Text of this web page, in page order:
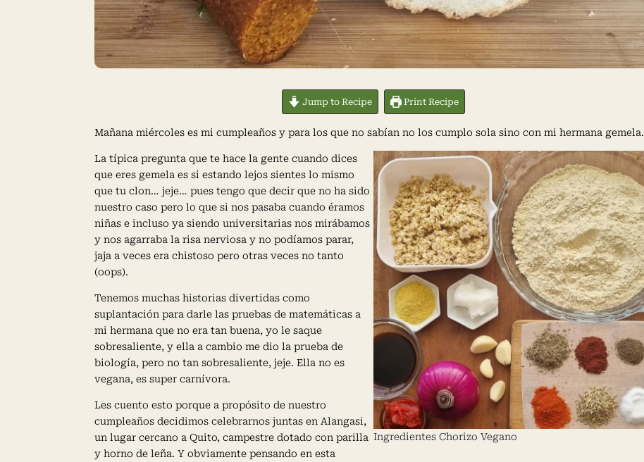
Jump to Recipe Print Recipe
Mañana miércoles es mi cumpleaños y para los que no sabían no los cumplo sola sino con mi hermana gemela.
La típica pregunta que te hace la gente cuando dices
que eres gemela es si estando lejos sientes lo mismo
que tu clon… jeje… pues tengo que decir que no ha sido
nuestro caso pero lo que si nos pasaba cuando éramos
niñas e incluso ya siendo universitarias nos mirábamos
y nos agarraba la risa nerviosa y no podíamos parar,
jaja a veces era chistoso pero otras veces no tanto
(oops).
Tenemos muchas historias divertidas como
suplantación para darle las pruebas de matemáticas a
mi hermana que no era tan buena, yo le saque
sobresaliente, y ella a cambio me dio la prueba de
biología, pero no tan sobresaliente, jeje. Ella no es
vegana, es super carnívora.
Les cuento esto porque a propósito de nuestro
cumpleaños decidimos celebrarnos juntas en Alangasi,
un lugar cercano a Quito, campestre dotado con parilla
y horno de leña. Y obviamente pensando en esta
Ingredientes Chorizo Vegano